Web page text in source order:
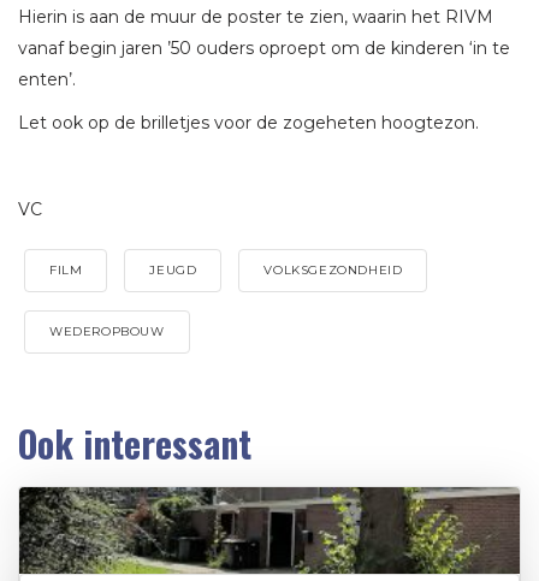
Hierin is aan de muur de poster te zien, waarin het RIVM
vanaf begin jaren ’50 ouders oproept om de kinderen ‘in te
enten’.
Let ook op de brilletjes voor de zogeheten hoogtezon.
VC
FILM JEUGD VOLKSGEZONDHEID
WEDEROPBOUW
Ook interessant